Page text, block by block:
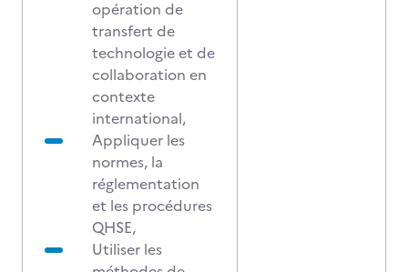
opération de
transfert de
technologie et de
collaboration en
contexte
international,
Appliquer les
normes, la
réglementation
et les procédures
QHSE,
Utiliser les